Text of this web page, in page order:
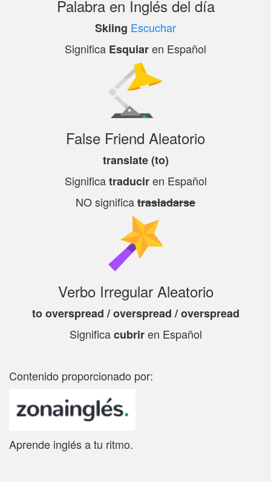
Palabra en Inglés del día
Skiing Escuchar
Significa Esquiaren Español
False Friend Aleatorio
translate (to)
Significatraduciren Español
NO significatrasladarse
Verbo Irregular Aleatorio
to overspread / overspread / overspread
Significacubriren Español
Contenido proporcionado por:
Aprende inglés a tu ritmo.